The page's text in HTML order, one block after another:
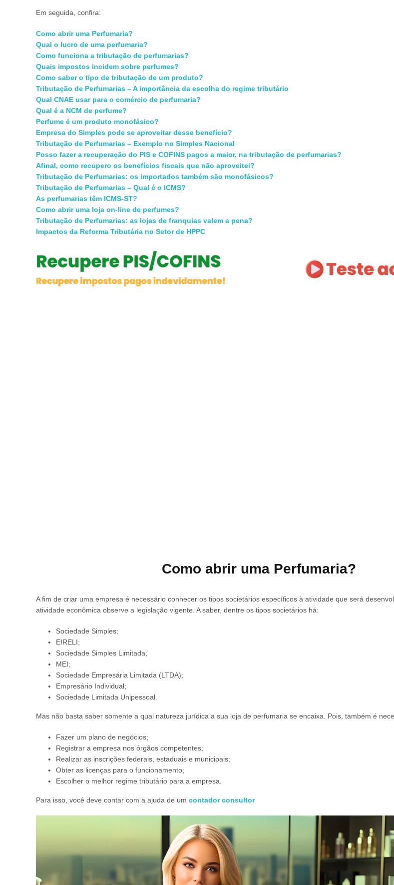
Em seguida, confira:
Como abrir uma Perfumaria?
Qual o lucro de uma perfumaria?
Como funciona a tributação de perfumarias?
Quais impostos incidem sobre perfumes?
Como saber o tipo de tributação de um produto?
Tributação de Perfumarias – A importância da escolha do regime tributário
Qual CNAE usar para o comércio de perfumaria?
Qual é a NCM de perfume?
Perfume é um produto monofásico?
Empresa do Simples pode se aproveitar desse benefício?
Tributação de Perfumarias – Exemplo no Simples Nacional
Posso fazer a recuperação do PIS e COFINS pagos a maior, na tributação de perfumarias?
Afinal, como recupero os benefícios fiscais que não aproveitei?
Tributação de Perfumarias: os importados também são monofásicos?
Tributação de Perfumarias – Qual é o ICMS?
As perfumarias têm ICMS-ST?
Como abrir uma loja on-line de perfumes?
Tributação de Perfumarias: as lojas de franquias valem a pena?
Impactos da Reforma Tributária no Setor de HPPC
Como abrir uma Perfumaria?
A fim de criar uma empresa é necessário conhecer os tipos societários específicos à atividade que será
atividade econômica observe a legislação vigente. A saber, dentre os tipos societários há:
Sociedade Simples;
EIRELI;
Sociedade Simples Limitada;
MEI;
Sociedade Empresária Limitada (LTDA);
Empresário Individual;
Sociedade Limitada Unipessoal.
Mas não basta saber somente a qual natureza jurídica a sua loja de perfumaria se encaixa. Pois, também é
Fazer um plano de negócios;
Registrar a empresa nos órgãos competentes;
Realizar as inscrições federais, estaduais e municipais;
Obter as licenças para o funcionamento;
Escolher o melhor regime tributário para a empresa.
Para isso, você deve contar com a ajuda de um contador consultor